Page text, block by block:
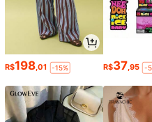
R$198,01 -15% R$37,95 -